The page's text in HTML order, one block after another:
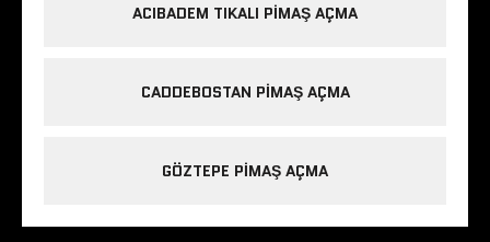
ACIBADEM TIKALI PIMAŞ AÇMA
CADDEBOSTAN PIMAŞ AÇMA
GÖZTEPE PIMAŞ AÇMA